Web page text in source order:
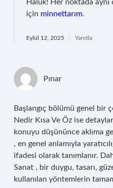
Haluk! Her noktada aynı
için minnettarım.
Eylül 12, 2025 Yanıtla
Pınar
Başlangıç bölümü genel bir
Nedir Kısa Ve Öz ise
konuyu düşününce aklıma
, en genel anlamıyla
ifadesi olarak tanımlanır.
Sanat , bir duygu, tasarı,
kullanılan yöntemlerin